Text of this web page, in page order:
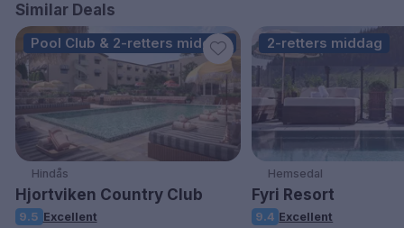
Similar Deals
Pool Club & 2-retters middag
Hindås
Hjortviken Country Club
9.5 Excellent
2-retters middag
Hemsedal
Fyri Resort
9.4 Excellent